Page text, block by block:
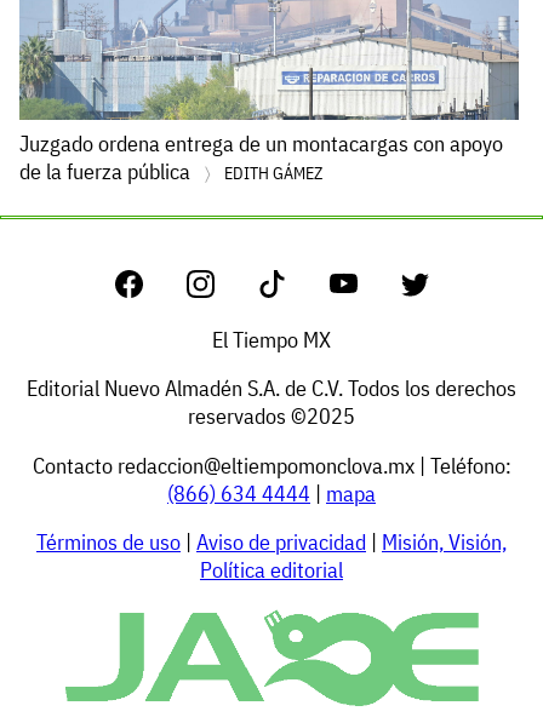
Juzgado ordena entrega de un montacargas con apoyo
de la fuerza pública
EDITH GÁMEZ
El Tiempo MX
Editorial Nuevo Almadén S.A. de C.V. Todos los derechos
reservados ©2025
Contacto redaccion@eltiempomonclova.mx| Teléfono:
(866) 634 4444 | mapa
Términos de uso | Aviso de privacidad | Misión, Visión,
Política editorial